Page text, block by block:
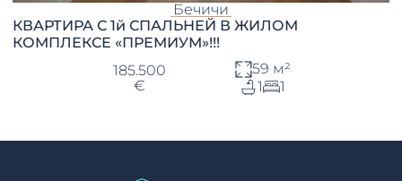
Бечичи
КВАРТИРА С 1й СПАЛЬНЕЙ В ЖИЛОМ
КОМПЛЕКСЕ «ПРЕМИУМ»!!!
185.500
€
59 м²
1
1